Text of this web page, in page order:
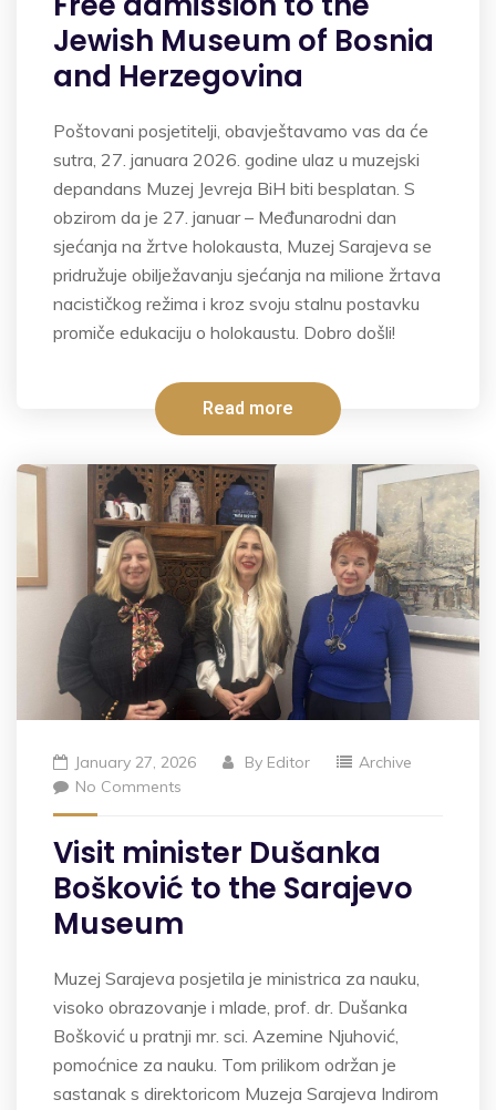
Jewish Museum of Bosnia
and Herzegovina
Poštovani posjetitelji, obavještavamo vas da će
sutra, 27. januara 2026. godine ulaz u muzejski
depandans Muzej Jevreja BiH biti besplatan. S
obzirom da je 27. januar – Međunarodni dan
sjećanja na žrtve holokausta, Muzej Sarajeva se
pridružuje obilježavanju sjećanja na milione žrtava
nacističkog režima i kroz svoju stalnu postavku
promiče edukaciju o holokaustu. Dobro došli!
Read more
January 27, 2026 By Editor
Archive
No Comments
Visit minister Dušanka
Bošković to the Sarajevo
Museum
Muzej Sarajeva posjetila je ministrica za nauku,
visoko obrazovanje i mlade, prof. dr. Dušanka
Bošković u pratnji mr. sci. Azemine Njuhović,
pomoćnice za nauku. Tom prilikom održan je
sastanak s direktoricom Muzeja Sarajeva Indirom